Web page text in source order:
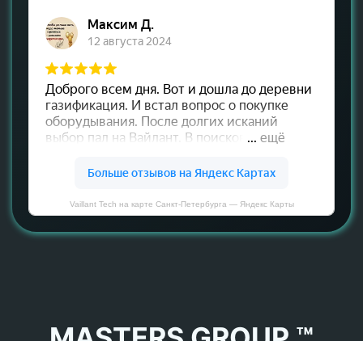
Vaillant Tech на карте Санкт‑Петербурга — Яндекс Карты